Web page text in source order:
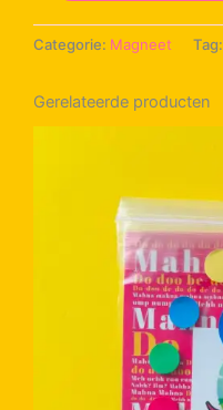
-
(2)
Categorie: Magneet Tag:
Gerelateerde producten